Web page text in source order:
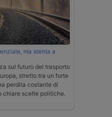
ma stenta a
sul futuro del trasporto
stretto tra un forte
perdita costante di
chiare scelte politiche.